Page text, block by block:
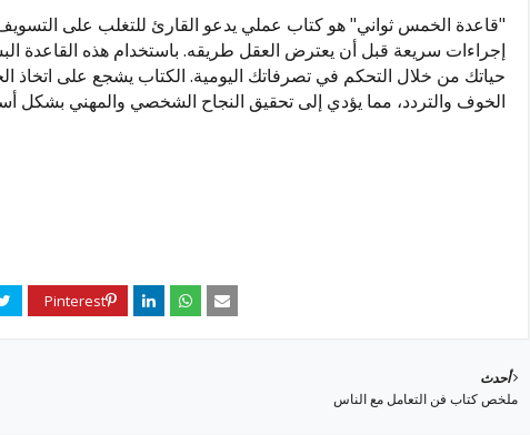
"قاعدة الخمس ثواني" هو كتاب عملي يدعو القارئ للتغلب على
إجراءات سريعة قبل أن يعترض العقل طريقه. باستخدام هذه القاعدة
حياتك من خلال التحكم في تصرفاتك اليومية. الكتاب يشجع على اتخاذ
الخوف والتردد، مما يؤدي إلى تحقيق النجاح الشخصي والمهني بشكل
أحدث
ملخص كتاب فن التعامل مع الناس